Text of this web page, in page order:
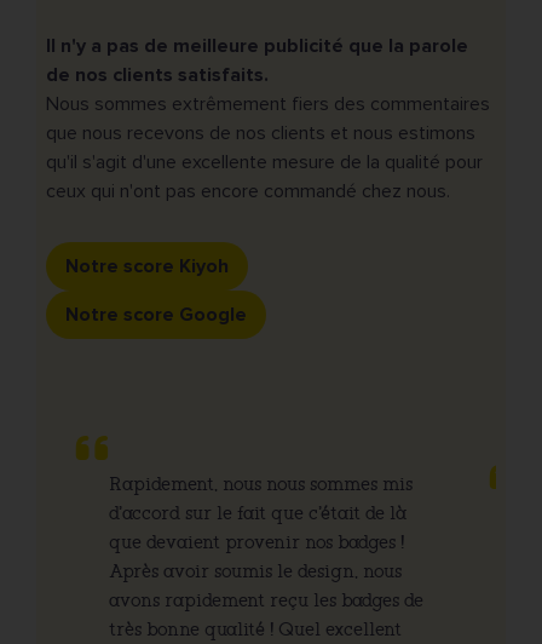
Il n'y a pas de meilleure publicité que la parole
de nos clients satisfaits.
Nous sommes extrêmement fiers des commentaires
que nous recevons de nos clients et nous estimons
qu'il s'agit d'une excellente mesure de la qualité pour
ceux qui n'ont pas encore commandé chez nous.
Notre score Kiyoh
Notre score Google
Rapidement, nous nous sommes mis
d'accord sur le fait que c'était de là
que devaient provenir nos badges !
Après avoir soumis le design, nous
avons rapidement reçu les badges de
très bonne qualité ! Quel excellent